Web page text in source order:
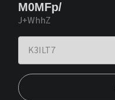
M0MFp/
J+WhhZ